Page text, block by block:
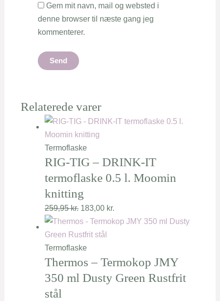
Gem mit navn, mail og websted i
denne browser til næste gang jeg
kommenterer.
Relaterede varer
Termoflaske
RIG-TIG – DRINK-IT
termoflaske 0.5 l. Moomin
knitting
259,95kr. 183,00 kr.
Termoflaske
Thermos – Termokop JMY
350 ml Dusty Green Rustfrit
stål